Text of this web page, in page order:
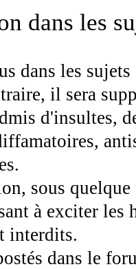
dans les
dans les
il sera
d'insultes,
sous
à exciter les
interdits.
dans le